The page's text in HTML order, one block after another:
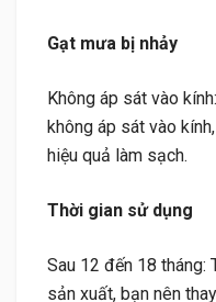
Gạt mưa bị nhảy
Không áp sát vào
không áp sát vào
hiệu quả làm sạch.
Thời gian sử dụng
Sau 12 đến 18 tháng:
sản xuất, bạn nên